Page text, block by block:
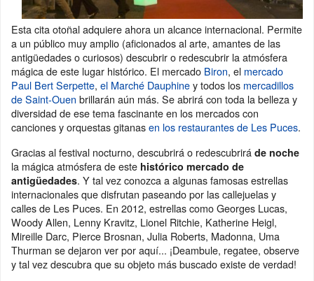
Esta cita otoñal adquiere ahora un alcance internacional. Permite
a un público muy amplio (aficionados al arte, amantes de las
antigüedades o curiosos) descubrir o redescubrir la atmósfera
mágica de este lugar histórico. El mercado Biron, el mercado
Paul Bert Serpette, el Marché Dauphiney todos los mercadillos
de Saint-Ouen brillarán aún más. Se abrirá con toda la belleza y
diversidad de ese tema fascinante en los mercados con
canciones y orquestas gitanasen los restaurantes de Les Puces.
Gracias al festival nocturno, descubrirá o redescubrirá de noche
la mágica atmósfera de este histórico mercado de
antigüedades. Y tal vez conozca a algunas famosas estrellas
internacionales que disfrutan paseando por las callejuelas y
calles de Les Puces. En 2012, estrellas como Georges Lucas,
Woody Allen, Lenny Kravitz, Lionel Ritchie, Katherine Heigl,
Mireille Darc, Pierce Brosnan, Julia Roberts, Madonna, Uma
Thurman se dejaron ver por aquí... ¡Deambule, regatee, observe
y tal vez descubra que su objeto más buscado existe de verdad!